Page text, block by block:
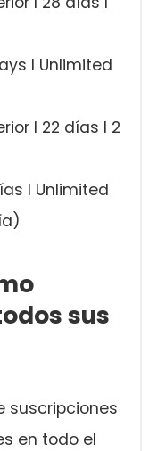
I Unlimited
I 22 días I 2
I Unlimited
sus
suscripciones
en todo el